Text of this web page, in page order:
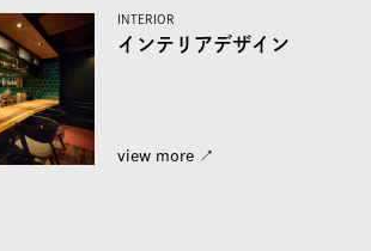
INTERIOR
インテリアデザイン
view more ↗︎